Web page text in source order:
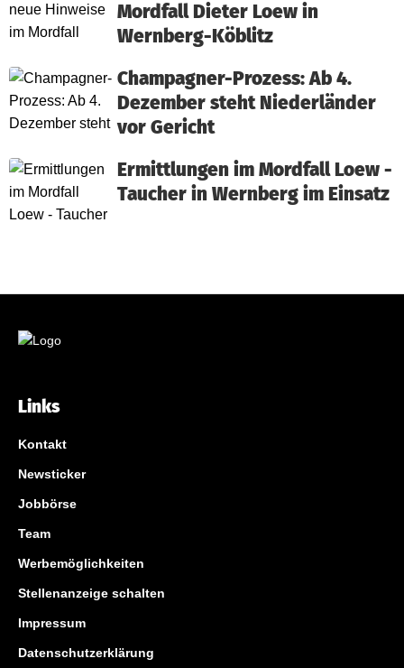
Mordfall Dieter Loew in
Wernberg-Köblitz
Champagner-Prozess: Ab 4.
Dezember steht Niederländer
vor Gericht
Ermittlungen im Mordfall Loew -
Taucher in Wernberg im Einsatz
Links
Kontakt
Newsticker
Jobbörse
Team
Werbemöglichkeiten
Stellenanzeige schalten
Impressum
Datenschutzerklärung